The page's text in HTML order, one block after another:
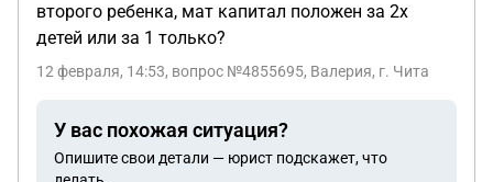
второго ребенка, мат капитал положен за 2х
детей или за 1 только?
12 февраля, 14:53, вопрос №4855695, Валерия, г. Чита
У вас похожая ситуация?
Опишите свои детали — юрист подскажет, что